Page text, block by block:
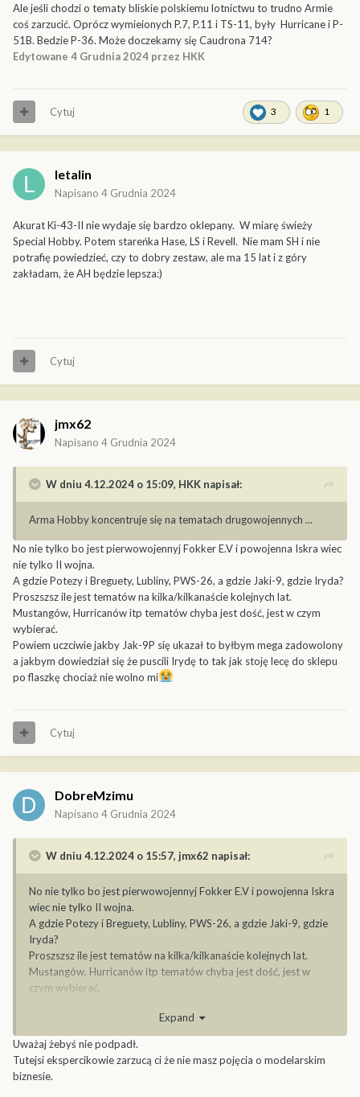
Ale jeśli chodzi o tematy bliskie polskiemu lotnictwu to trudno Armie
coś zarzucić. Oprócz wymieionych P.7, P.11 i TS-11, były Hurricane i P-
51B. Bedzie P-36. Może doczekamy się Caudrona 714?
Edytowane 4 Grudnia 2024 przez HKK
3 1
Cytuj
letalin
Napisano 4 Grudnia 2024
Akurat Ki-43-II nie wydaje się bardzo oklepany. W miarę świeży
Special Hobby. Potem stareńka Hase, LS i Revell. Nie mam SH i nie
potrafię powiedzieć, czy to dobry zestaw, ale ma 15 lat i z góry
zakładam, że AH będzie lepsza:)
Cytuj
jmx62
Napisano 4 Grudnia 2024
W dniu 4.12.2024 o 15:09, HKK napisał:
Arma Hobby koncentruje się na tematach drugowojennych ...
No nie tylko bo jest pierwowojennyj Fokker E.V i powojenna Iskra wiec
nie tylko II wojna.
A gdzie Potezy i Breguety, Lubliny, PWS-26, a gdzie Jaki-9, gdzie Iryda?
Proszszsz ile jest tematów na kilka/kilkanaście kolejnych lat.
Mustangów, Hurricanów itp tematów chyba jest dość, jest w czym
wybierać.
Powiem uczciwie jakby Jak-9P się ukazał to byłbym mega zadowolony
a jakbym dowiedział się że puscili Irydę to tak jak stoję lecę do sklepu
po flaszkę chociaż nie wolno mi
Cytuj
DobreMzimu
Napisano 4 Grudnia 2024
W dniu 4.12.2024 o 15:57, jmx62 napisał:
No nie tylko bo jest pierwowojennyj Fokker E.V i powojenna Iskra
wiec nie tylko II wojna.
A gdzie Potezy i Breguety, Lubliny, PWS-26, a gdzie Jaki-9, gdzie
Iryda?
Proszszsz ile jest tematów na kilka/kilkanaście kolejnych lat.
Mustangów, Hurricanów itp tematów chyba jest dość, jest w
czym wybierać.
zadowolony a jakbym dowiedział się że puscili Irydę to tak jak
stoję lecę do sklepu po flaszkę chociaż nie wolno mi
Expand
Uważaj żebyś nie podpadł.
Tutejsi ekspercikowie zarzucą ci że nie masz pojęcia o modelarskim
biznesie.